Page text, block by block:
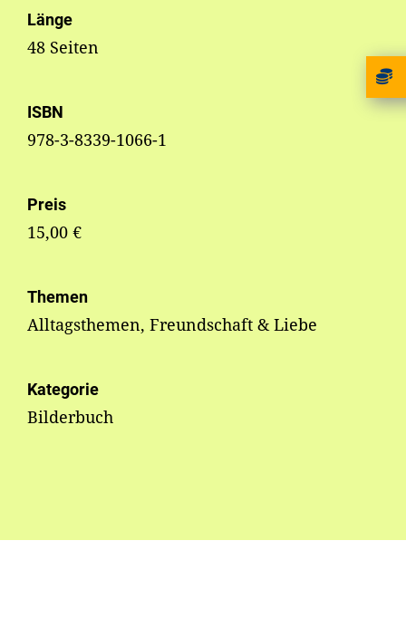
Länge
48 Seiten
ISBN
978-3-8339-1066-1
Preis
15,00 €
Themen
Alltagsthemen, Freundschaft & Liebe
Kategorie
Bilderbuch